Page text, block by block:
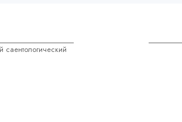
саентологический